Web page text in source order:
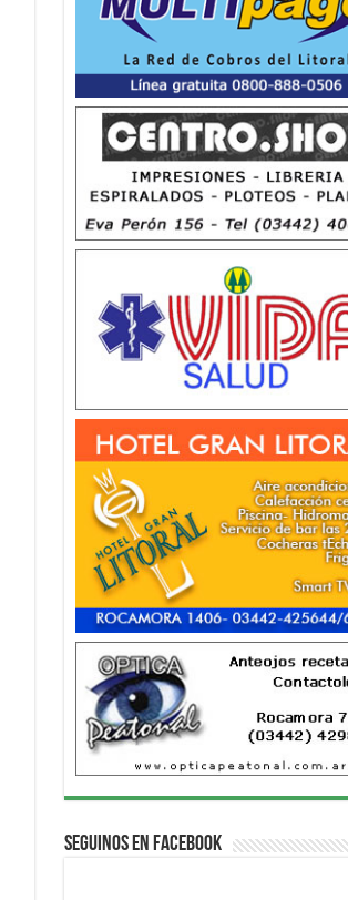
Seguinos en Facebook